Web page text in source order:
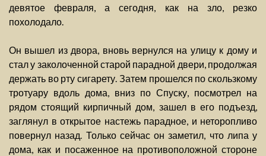
девятое февраля, а сегодня, как на зло, резко
похолодало.
Он вышел из двора, вновь вернулся на улицу к дому и
стал у заколоченной старой парадной двери, продолжая
держать во рту сигарету. Затем прошелся по скользкому
тротуару вдоль дома, вниз по Спуску, посмотрел на
рядом стоящий кирпичный дом, зашел в его подъезд,
заглянул в открытое настежь парадное, и неторопливо
повернул назад. Только сейчас он заметил, что липа у
дома, как и посаженное на противоположной стороне